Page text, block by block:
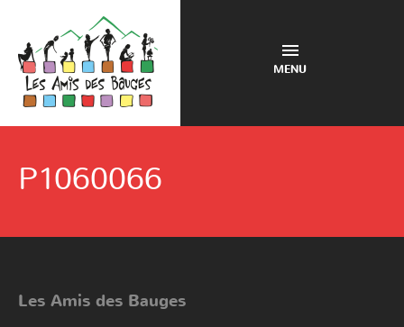
MENU
P1060066
Les Amis des Bauges